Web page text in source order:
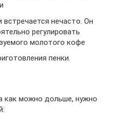
встречается нечасто. Он
регулировать
молотого кофе
пенки.
как можно дольше, нужно